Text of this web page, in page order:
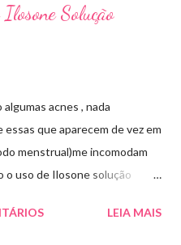
Solução
acnes , nada
que aparecem de vez em
menstrual)me incomodam
o uso de Ilosone solução
O Ilosone é um antibiótico
LEIA MAIS